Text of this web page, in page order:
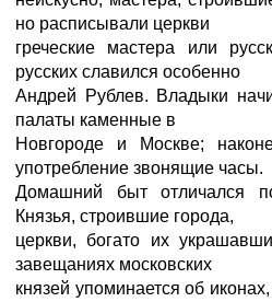
но расписывали церкви
греческие мастера или
русских славился особенно
Андрей Рублев. Владыки
палаты каменные в
Новгороде и Москве;
употребление звонящие часы.
Домашний быт отличался
Князья, строившие города,
церкви, богато их
завещаниях московских
князей упоминается об